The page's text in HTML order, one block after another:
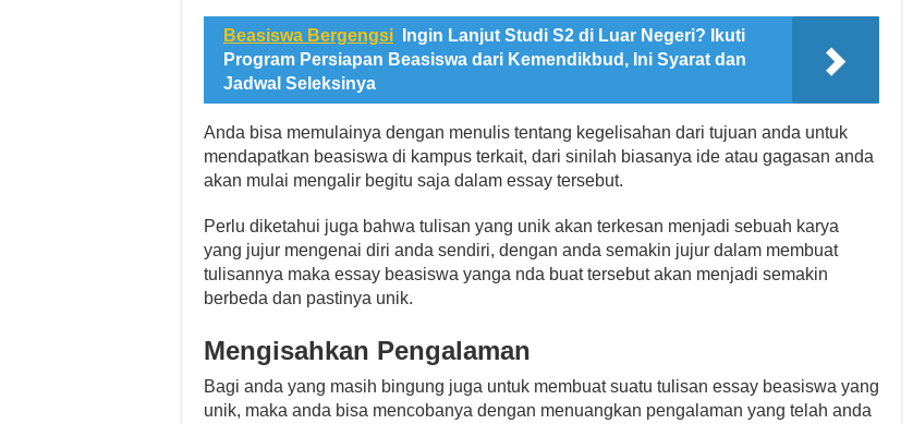
Beasiswa Bergengsi
Ingin Lanjut Studi S2 di Luar Negeri? Ikuti
Program Persiapan Beasiswa dari Kemendikbud, Ini Syarat dan
Jadwal Seleksinya
Anda bisa memulainya dengan menulis tentang kegelisahan dari tujuan anda untuk
mendapatkan beasiswa di kampus terkait, dari sinilah biasanya ide atau gagasan anda
akan mulai mengalir begitu saja dalam essay tersebut.
Perlu diketahui juga bahwa tulisan yang unik akan terkesan menjadi sebuah karya
yang jujur mengenai diri anda sendiri, dengan anda semakin jujur dalam membuat
tulisannya maka essay beasiswa yanga nda buat tersebut akan menjadi semakin
berbeda dan pastinya unik.
Mengisahkan Pengalaman
Bagi anda yang masih bingung juga untuk membuat suatu tulisan essay beasiswa yang
unik, maka anda bisa mencobanya dengan menuangkan pengalaman yang telah anda